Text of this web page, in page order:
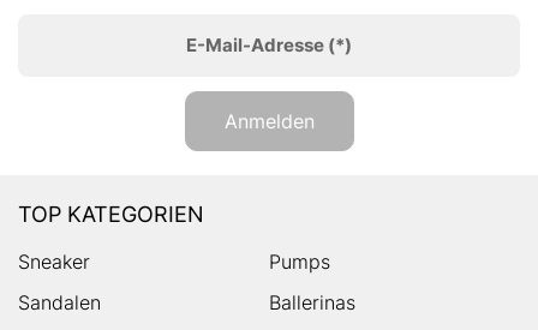
E-Mail-Adresse (*)
Anmelden
TOP KATEGORIEN
Sneaker
Pumps
Sandalen
Ballerinas